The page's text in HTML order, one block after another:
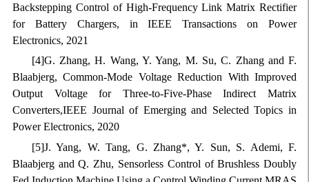
Backstepping Control of High-Frequency Link Matrix Rectifier
for Battery Chargers, in IEEE Transactions on Power
Electronics, 2021
[4]G. Zhang, H. Wang, Y. Yang, M. Su, C. Zhang and F.
Blaabjerg, Common-Mode Voltage Reduction With Improved
Output Voltage for Three-to-Five-Phase Indirect Matrix
Converters,IEEE Journal of Emerging and Selected Topics in
Power Electronics, 2020
[5]J. Yang, W. Tang, G. Zhang*, Y. Sun, S. Ademi, F.
Blaabjerg and Q. Zhu, Sensorless Control of Brushless Doubly